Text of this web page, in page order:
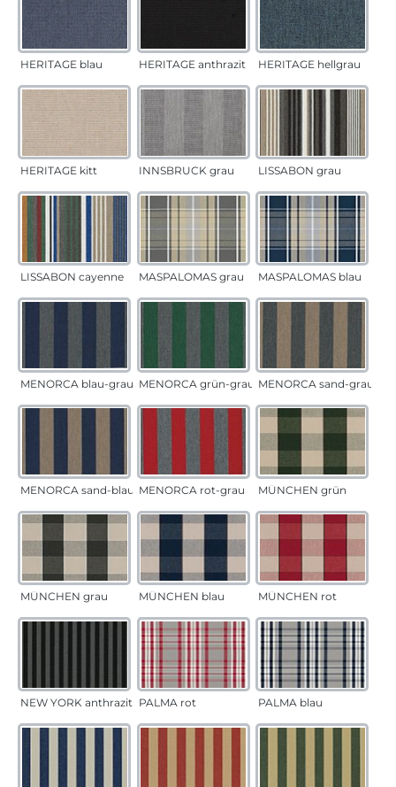
HERITAGE blau HERITAGE anthrazit HERITAGE hellgrau
HERITAGE kitt INNSBRUCK grau LISSABON grau
LISSABON cayenne MASPALOMAS grau MASPALOMAS blau
MENORCA blau-grau MENORCA grün-grau MENORCA sand-grau
MENORCA sand-blau MENORCA rot-grau MÜNCHEN grün
MÜNCHEN grau MÜNCHEN blau MÜNCHEN rot
NEW YORK anthrazit PALMA rot PALMA blau